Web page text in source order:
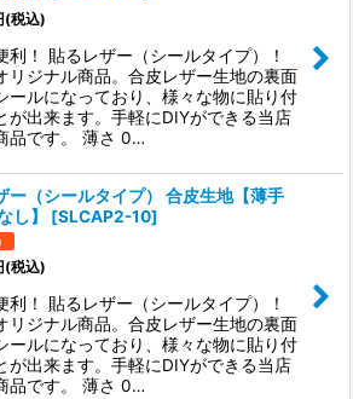
(税込)
利！ 貼るレザー（シールタイプ）！
リジナル商品。合皮レザー生地の裏面
ールになっており、様々な物に貼り付
が出来ます。手軽にDIYができる当店
品です。 薄さ 0…
ー（シールタイプ） 合皮生地【薄手
し】
[SLCAP2-10]
(税込)
利！ 貼るレザー（シールタイプ）！
リジナル商品。合皮レザー生地の裏面
ールになっており、様々な物に貼り付
が出来ます。手軽にDIYができる当店
品です。 薄さ 0…